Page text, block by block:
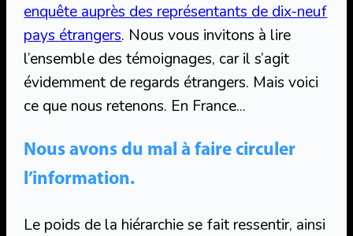
enquête auprès des représentants de dix-neuf
pays étrangers. Nous vous invitons à lire
l’ensemble des témoignages, car il s’agit
évidemment de regards étrangers. Mais voici
ce que nous retenons. En France…
Nous avons du mal à faire circuler
l’information.
Le poids de la hiérarchie se fait ressentir, ainsi